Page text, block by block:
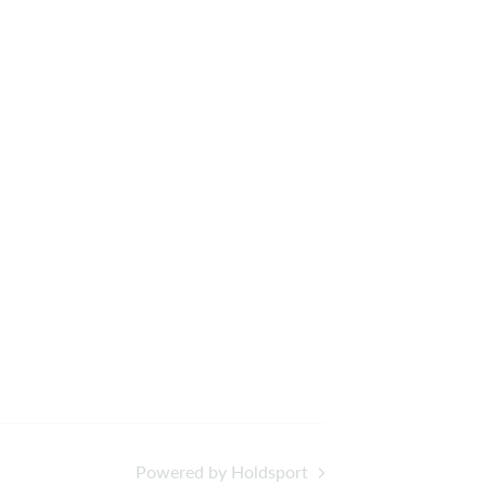
Powered by Holdsport